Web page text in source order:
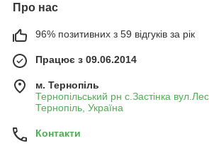
Про нас
96% позитивних з 59 відгуків за рік
Працює з 09.06.2014
м. Тернопіль
Тернопільський рн с.Застінка
Тернопіль, Україна
Контакти